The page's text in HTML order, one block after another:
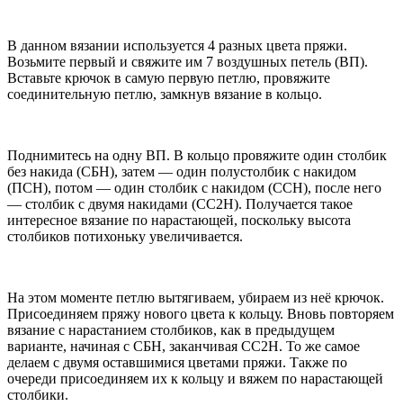
В данном вязании используется 4 разных цвета пряжи.
Возьмите первый и свяжите им 7 воздушных петель (ВП).
Вставьте крючок в самую первую петлю, провяжите
соединительную петлю, замкнув вязание в кольцо.
Поднимитесь на одну ВП. В кольцо провяжите один столбик
без накида (СБН), затем — один полустолбик с накидом
(ПСН), потом — один столбик с накидом (ССН), после него
— столбик с двумя накидами (СС2Н). Получается такое
интересное вязание по нарастающей, поскольку высота
столбиков потихоньку увеличивается.
На этом моменте петлю вытягиваем, убираем из неё крючок.
Присоединяем пряжу нового цвета к кольцу. Вновь повторяем
вязание с нарастанием столбиков, как в предыдущем
варианте, начиная с СБН, заканчивая СС2Н. То же самое
делаем с двумя оставшимися цветами пряжи. Также по
очереди присоединяем их к кольцу и вяжем по нарастающей
столбики.